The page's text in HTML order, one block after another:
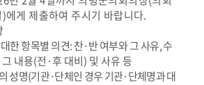
)에게 제출하여 주시기 바랍니다.
한 항목별 의견:찬·반 여부와 그 사유,수
내용(전 ·후 대비) 및 사유 등
성명(기관·단체인 경우 기관·단체명과 대